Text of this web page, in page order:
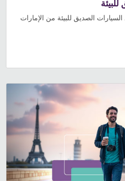
الصديق للبيئة من الإمارات